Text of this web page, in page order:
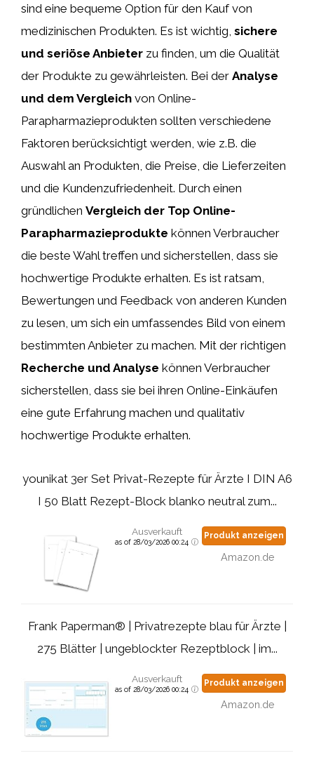
sind eine bequeme Option für den Kauf von
medizinischen Produkten. Es ist wichtig, sichere
und seriöse Anbieter zu finden, um die Qualität
der Produkte zu gewährleisten. Bei der Analyse
und dem Vergleich von Online-
Parapharmazieprodukten sollten verschiedene
Faktoren berücksichtigt werden, wie z.B. die
Auswahl an Produkten, die Preise, die Lieferzeiten
und die Kundenzufriedenheit. Durch einen
gründlichen Vergleich der Top Online-
Parapharmazieprodukte können Verbraucher
die beste Wahl treffen und sicherstellen, dass sie
hochwertige Produkte erhalten. Es ist ratsam,
Bewertungen und Feedback von anderen Kunden
zu lesen, um sich ein umfassendes Bild von einem
bestimmten Anbieter zu machen. Mit der richtigen
Recherche und Analyse können Verbraucher
sicherstellen, dass sie bei ihren Online-Einkäufen
eine gute Erfahrung machen und qualitativ
hochwertige Produkte erhalten.
younikat 3er Set Privat-Rezepte für Ärzte I DIN A6
I 50 Blatt Rezept-Block blanko neutral zum...
Ausverkauft
as of 28/03/2026 00:24
Produkt anzeigen
Amazon.de
Frank Paperman® | Privatrezepte blau für Ärzte |
275 Blätter | ungeblockter Rezeptblock | im...
Ausverkauft
as of 28/03/2026 00:24
Produkt anzeigen
Amazon.de